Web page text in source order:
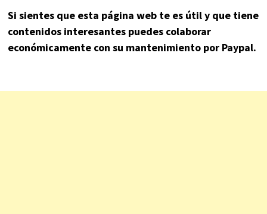
Si sientes que esta página web te es útil y que tiene
contenidos interesantes puedes colaborar
económicamente con su mantenimiento por Paypal.